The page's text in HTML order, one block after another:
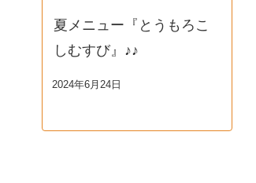
夏メニュー『とうもろこ
しむすび』♪♪
2024年6月24日